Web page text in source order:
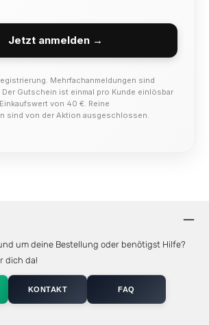
Jetzt anmelden →
Mehrfachanmeldungen sind
Gutschein ist einmal pro Kunde einlösbar
von 40 €. Reine
sind von der Aktion ausgeschlossen.
um deine Bestellung oder benötigst Hilfe?
dich da!
KONTAKT FAQ